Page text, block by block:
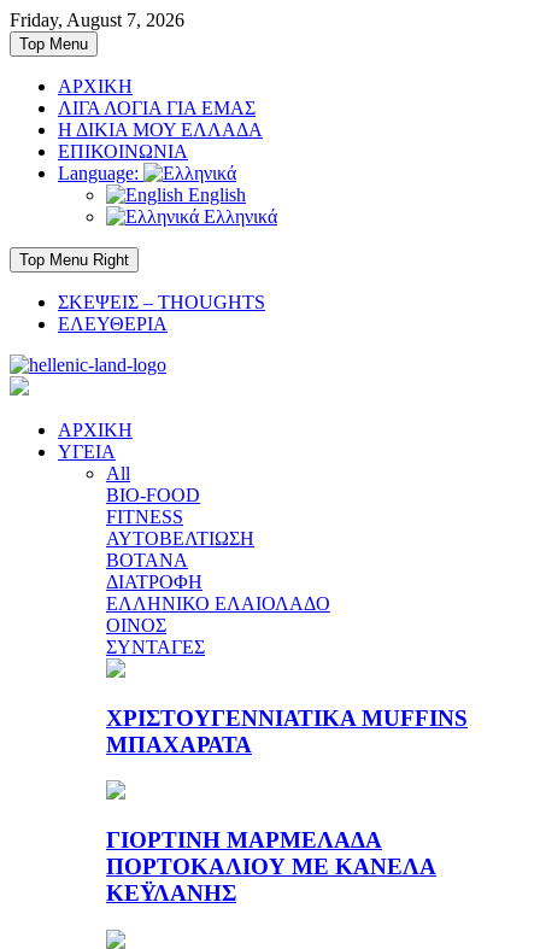
Skip
to
content
Friday, August 7, 2026
Top Menu
ΑΡΧΙΚΗ
ΛΙΓΑ ΛΟΓΙΑ ΓΙΑ ΕΜΑΣ
Η ΔΙΚΙΑ ΜΟΥ ΕΛΛΑΔΑ
ΕΠΙΚΟΙΝΩΝΙΑ
Language:
English
Ελληνικά
Top Menu Right
ΣΚΕΨΕΙΣ – THOUGHTS
ΕΛΕΥΘΕΡΙΑ
ΑΡΧΙΚΗ
ΥΓΕΙΑ
All
BIO-FOOD
FITNESS
ΑΥΤΟΒΕΛΤΙΩΣΗ
ΒΟΤΑΝΑ
ΔΙΑΤΡΟΦΗ
ΕΛΛΗΝΙΚΟ ΕΛΑΙΟΛΑΔΟ
ΟΙΝΟΣ
ΣΥΝΤΑΓΕΣ
ΧΡΙΣΤΟΥΓΕΝΝΙΑΤΙΚΑ MUFFINS
ΜΠΑΧΑΡΑΤΑ
ΓΙΟΡΤΙΝΗ ΜΑΡΜΕΛΑΔΑ
ΠΟΡΤΟΚΑΛΙΟΥ ΜΕ ΚΑΝΕΛΑ
ΚΕΫΛΑΝΗΣ